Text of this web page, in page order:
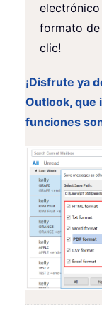
formato de
clic!
¡Disfrute ya
Outlook, que
funciones